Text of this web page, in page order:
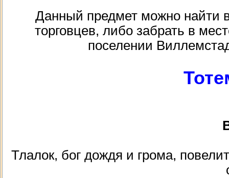
Данный предмет можно найти
торговцев, либо забрать в
поселении
Тлалок, бог дождя и грома,